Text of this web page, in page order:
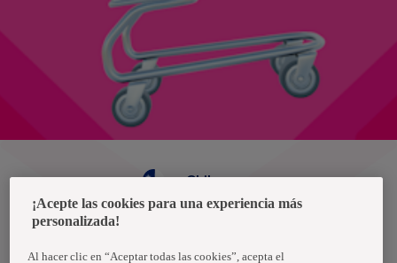
Términos y condiciones
Chile
¡Acepte las cookies para una experiencia más
personalizada!
Al hacer clic en “Aceptar todas las cookies”, acepta el